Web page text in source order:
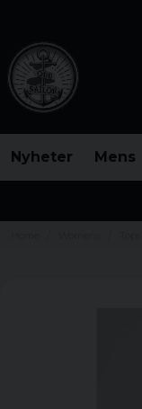
Nyheter Mens